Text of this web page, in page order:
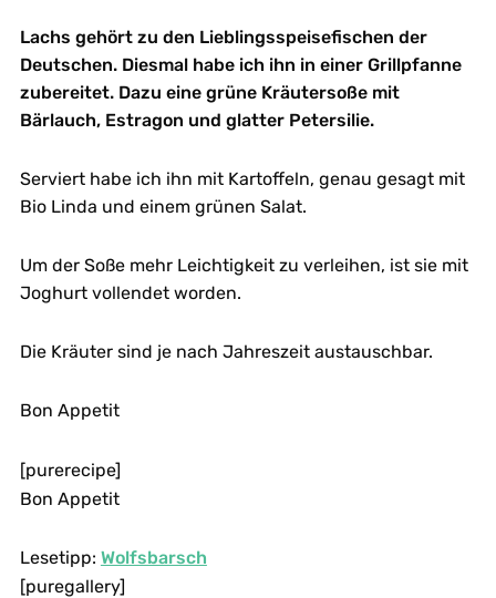
Lachs gehört zu den Lieblingsspeisefischen der
Deutschen. Diesmal habe ich ihn in einer Grillpfanne
zubereitet. Dazu eine grüne Kräutersoße mit
Bärlauch, Estragon und glatter Petersilie.
Serviert habe ich ihn mit Kartoffeln, genau gesagt mit
Bio Linda und einem grünen Salat.
Um der Soße mehr Leichtigkeit zu verleihen, ist sie mit
Joghurt vollendet worden.
Die Kräuter sind je nach Jahreszeit austauschbar.
Bon Appetit
[purerecipe]
Bon Appetit
Lesetipp: Wolfsbarsch
[puregallery]